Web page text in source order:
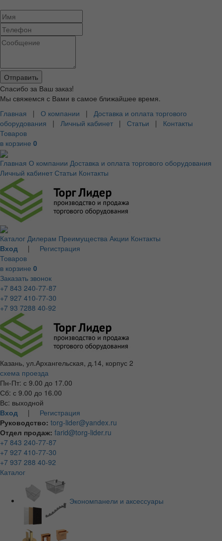
Спасибо за Ваш заказ!
Мы свяжемся с Вами в самое ближайшее время.
Главная | О компании | Доставка и оплата торгового
оборудования | Личный кабинет | Статьи | Контакты
Товаров
в корзине 0
Главная О компании Доставка и оплата торгового оборудования
Личный кабинет Статьи Контакты
Каталог Дилерам Преимущества Акции Контакты
Вход | Регистрация
Товаров
в корзине 0
Заказать звонок
+7 843 240-77-87
+7 927 410-77-30
+7 93 7288 40-92
Казань, ул.Архангельская, д.14, корпус 2
схема проезда
Пн-Пт: с 9.00 до 17.00
Сб: с 9.00 до 16.00
Вс: выходной
Вход | Регистрация
Руководство: torg-lider@yandex.ru
Отдел продаж: farid@torg-lider.ru
+7 843 240-77-87
+7 927 410-77-30
+7 937 288 40-92
Каталог
Экономпанели и аксессуары